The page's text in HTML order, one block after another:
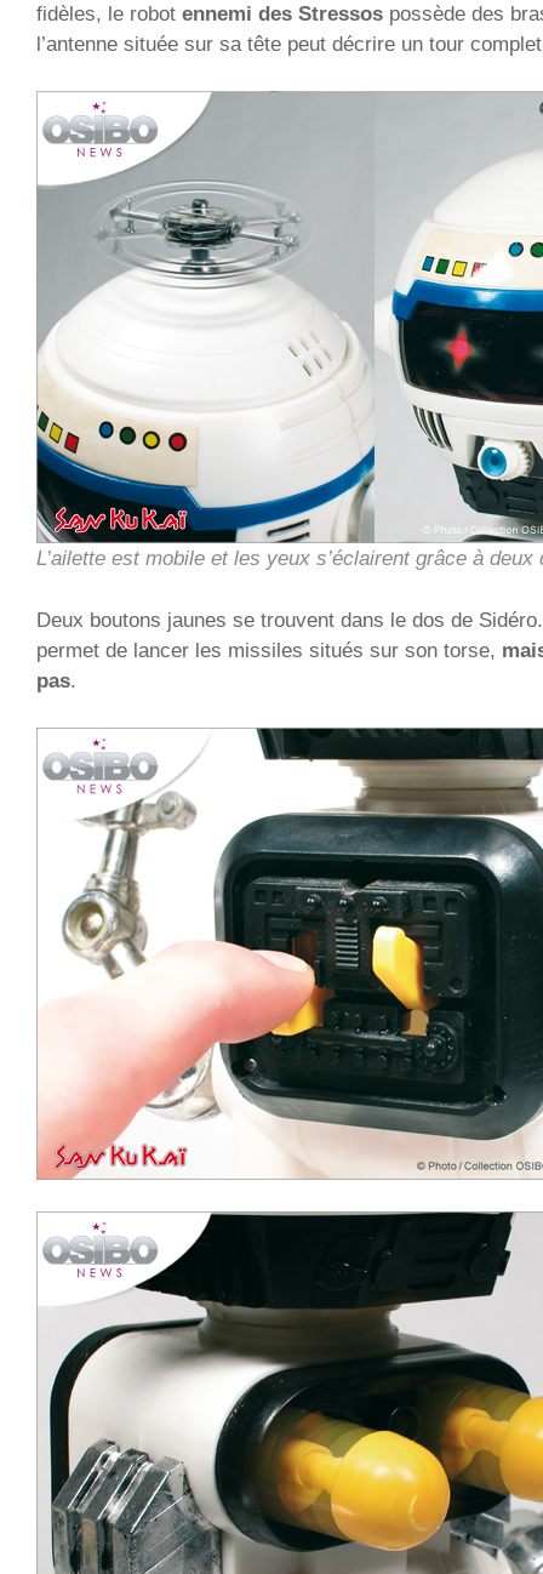
fidèles, le robot ennemi des Stressos possède des
l’antenne située sur sa tête peut décrire un tour
L’ailette est mobile et les yeux s’éclairent grâce à deux
Deux boutons jaunes se trouvent dans le dos de
permet de lancer les missiles situés sur son torse,
pas.